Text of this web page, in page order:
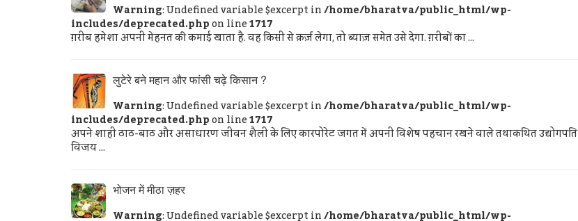
Warning: Undefined variable $excerpt in/home/bharatva/public_html/wp-
includes/deprecated.phpon line1717
ग़रीब हमेशा अपनी मेहनत की कमाई खाता है. वह किसी से क़र्ज़ लेगा, तो ब्याज़ समेत उसे देगा. ग़रीबों का ...
लुटेरे बने महान और फांसी चढ़े किसान ?
Warning: Undefined variable $excerpt in/home/bharatva/public_html/wp-
includes/deprecated.phpon line1717
अपने शाही ठाठ-बाठ और असाधारण जीवन शैली के लिए कारपोरेट जगत में अपनी विशेष पहचान रखने वाले तथाकथित उद्योगपति
विजय ...
भोजन में मीठा ज़हर
Warning: Undefined variable $excerpt in/home/bharatva/public_html/wp-